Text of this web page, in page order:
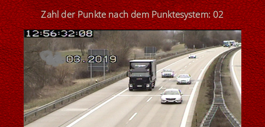
Zahl der Punkte nach dem Punktesystem: 02